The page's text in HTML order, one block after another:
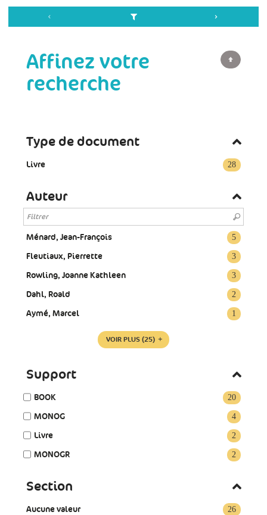
Affinez votre
recherche
Type de document
28
Livre
Auteur
5
Ménard, Jean-François
3
Fleutiaux, Pierrette
3
Rowling, Joanne Kathleen
2
Dahl, Roald
1
Aymé, Marcel
VOIR PLUS (25)
Support
20
BOOK
4
MONOG
2
Livre
2
MONOGR
Section
26
Aucune valeur